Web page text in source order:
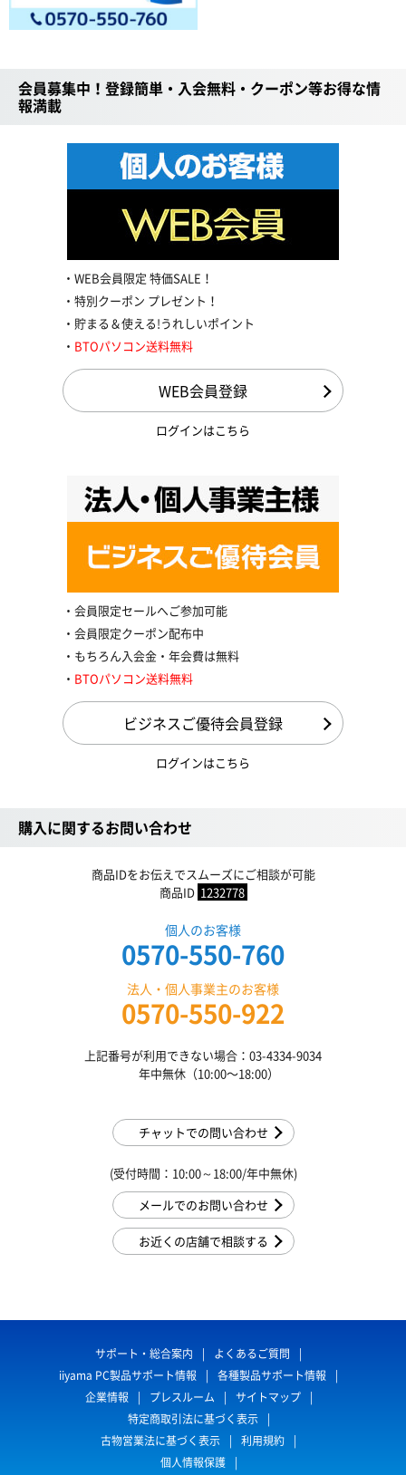
会員募集中！登録簡単・入会無料・クーポン等お得な情
報満載
WEB会員限定 特価SALE！
特別クーポン プレゼント！
貯まる＆使える!うれしいポイント
BTOパソコン送料無料
WEB会員登録
ログインはこちら
会員限定セールへご参加可能
会員限定クーポン配布中
もちろん入会金・年会費は無料
BTOパソコン送料無料
ビジネスご優待会員登録
ログインはこちら
購入に関するお問い合わせ
商品IDをお伝えでスムーズにご相談が可能
商品ID 1232778
個人のお客様
0570-550-760
法人・個人事業主のお客様
0570-550-922
上記番号が利用できない場合：03-4334-9034
年中無休（10:00〜18:00）
チャットでの問い合わせ
(受付時間：10:00～18:00/年中無休)
メールでのお問い合わせ
お近くの店舗で相談する
サポート・総合案内
よくあるご質問
iiyama PC製品サポート情報
各種製品サポート情報
企業情報
プレスルーム
サイトマップ
特定商取引法に基づく表示
古物営業法に基づく表示
利用規約
個人情報保護